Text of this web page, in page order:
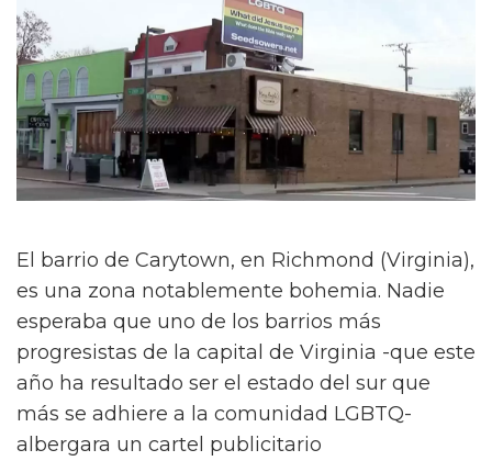
El barrio de Carytown, en Richmond (Virginia),
es una zona notablemente bohemia. Nadie
esperaba que uno de los barrios más
progresistas de la capital de Virginia -que este
año ha resultado ser el estado del sur que
más se adhiere a la comunidad LGBTQ-
albergara un cartel publicitario